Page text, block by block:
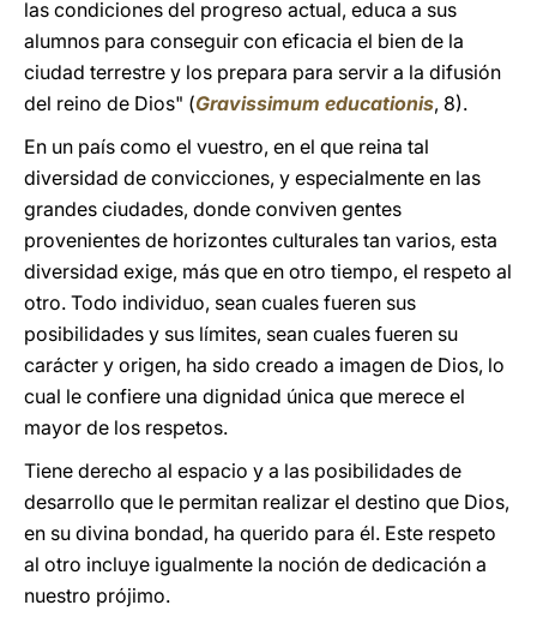
las condiciones del progreso actual, educa a sus
alumnos para conseguir con eficacia el bien de la
ciudad terrestre y los prepara para servir a la difusión
del reino de Dios" (Gravissimum educationis, 8).
En un país como el vuestro, en el que reina tal
diversidad de convicciones, y especialmente en las
grandes ciudades, donde conviven gentes
provenientes de horizontes culturales tan varios, esta
diversidad exige, más que en otro tiempo, el respeto al
otro. Todo individuo, sean cuales fueren sus
posibilidades y sus límites, sean cuales fueren su
carácter y origen, ha sido creado a imagen de Dios, lo
cual le confiere una dignidad única que merece el
mayor de los respetos.
Tiene derecho al espacio y a las posibilidades de
desarrollo que le permitan realizar el destino que Dios,
en su divina bondad, ha querido para él. Este respeto
al otro incluye igualmente la noción de dedicación a
nuestro prójimo.